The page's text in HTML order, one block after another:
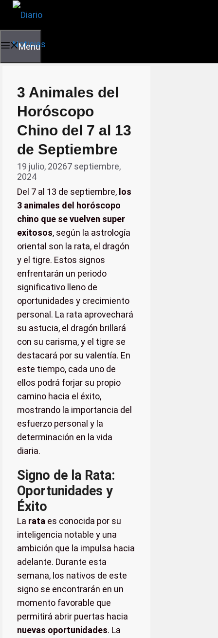
Skip
Menu
3 Animales del
Horóscopo
Chino del 7 al 13
de Septiembre
19 julio, 20267 septiembre,
2024
Del 7 al 13 de septiembre, los
3 animales del horóscopo
chino que se vuelven super
exitosos, según la astrología
oriental son la rata, el dragón
y el tigre. Estos signos
enfrentarán un periodo
significativo lleno de
oportunidades y crecimiento
personal. La rata aprovechará
su astucia, el dragón brillará
con su carisma, y el tigre se
destacará por su valentía. En
este tiempo, cada uno de
ellos podrá forjar su propio
camino hacia el éxito,
mostrando la importancia del
esfuerzo personal y la
determinación en la vida
diaria.
Signo de la Rata:
Oportunidades y
Éxito
La rata es conocida por su
inteligencia notable y una
ambición que la impulsa hacia
adelante. Durante esta
semana, los nativos de este
signo se encontrarán en un
momento favorable que
permitirá abrir puertas hacia
nuevas oportunidades. La